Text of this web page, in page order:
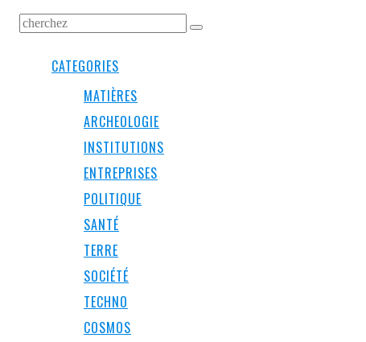
CATEGORIES
MATIÈRES
ARCHEOLOGIE
INSTITUTIONS
ENTREPRISES
POLITIQUE
SANTÉ
TERRE
SOCIÉTÉ
TECHNO
COSMOS